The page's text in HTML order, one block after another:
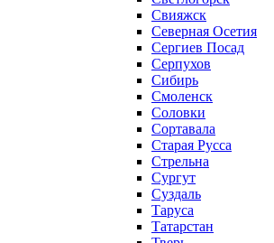
Свияжск
Северная Осетия
Сергиев Посад
Серпухов
Сибирь
Смоленск
Соловки
Сортавала
Старая Русса
Стрельна
Сургут
Суздаль
Таруса
Татарстан